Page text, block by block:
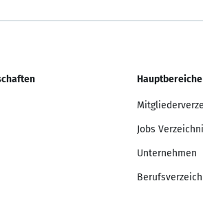
Hauptbereiche
Jobs
Unternehmen